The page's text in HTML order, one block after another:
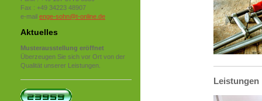
Leistungen
Fax : +49 34223 48907
e-mail enge-sohn@t-online.de
Aktuelles
Musterausstellung eröffnet
Überzeugen Sie sich vor Ort von der
Qualität unserer Leistungen.